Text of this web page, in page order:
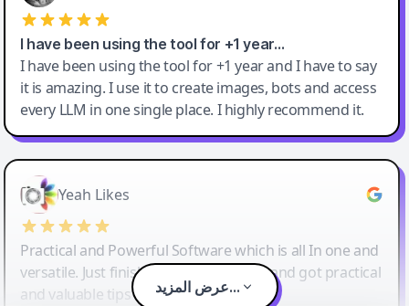
I have been using the tool for +1 year…
I have been using the tool for +1 year and I have to say
it is amazing. I use it to create images, bots and access
every LLM in one single place. I highly recommend it.
Yeah Likes
Practical and Powerful Software which is all In one and
versatile. Just finished their workshop and got practical
and valuable tips and tricks.
عرض المزيد...